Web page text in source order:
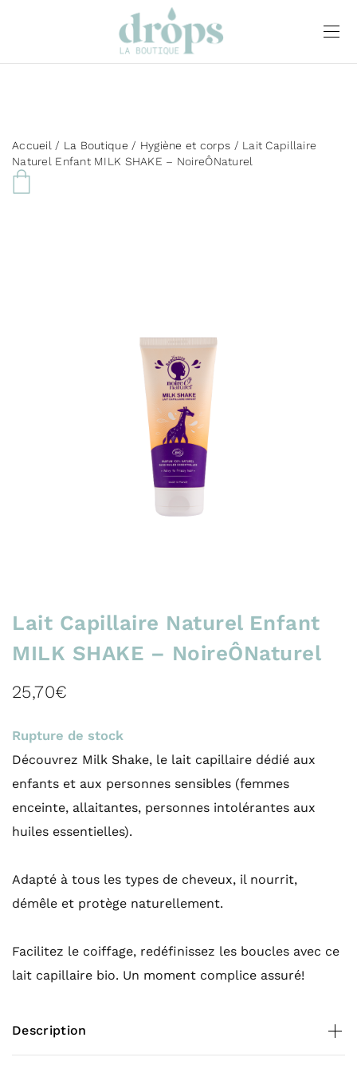
Accueil / La Boutique / Hygiène et corps / Lait Capillaire
Naturel Enfant MILK SHAKE – NoireÔNaturel
Lait Capillaire Naturel Enfant
MILK SHAKE – NoireÔNaturel
25,70€
Rupture de stock
Découvrez Milk Shake, le lait capillaire dédié aux
enfants et aux personnes sensibles (femmes
enceinte, allaitantes, personnes intolérantes aux
huiles essentielles).
Adapté à tous les types de cheveux, il nourrit,
démêle et protège naturellement.
Facilitez le coiffage, redéfinissez les boucles avec ce
lait capillaire bio. Un moment complice assuré!
Description